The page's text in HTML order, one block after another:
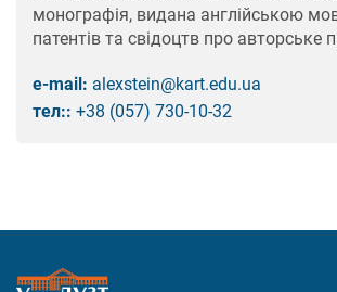
монографія, видана англійською
патентів та свідоцтв про авторське
e-mail: alexstein@kart.edu.ua
тел:: +38 (057) 730-10-32